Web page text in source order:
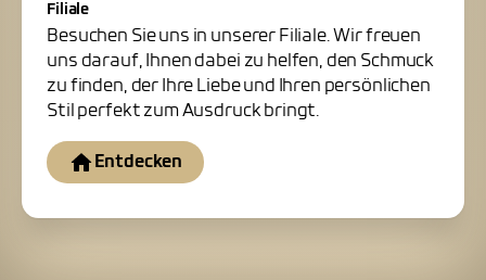
Filiale
Besuchen Sie uns in unserer Filiale. Wir freuen
uns darauf, Ihnen dabei zu helfen, den Schmuck
zu finden, der Ihre Liebe und Ihren persönlichen
Stil perfekt zum Ausdruck bringt.
Entdecken